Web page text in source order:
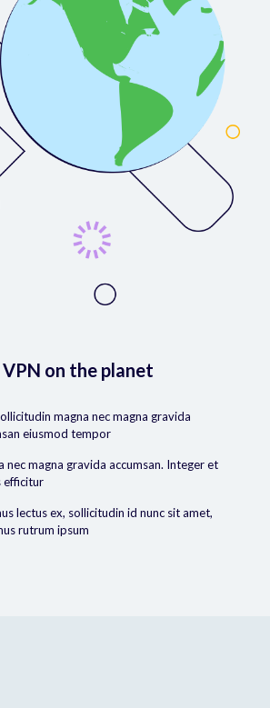
on the planet
magna nec magna gravida
eiusmod tempor
nec magna gravida accumsan. Integer et
efficitur
lectus ex, sollicitudin id nunc sit amet,
rutrum ipsum